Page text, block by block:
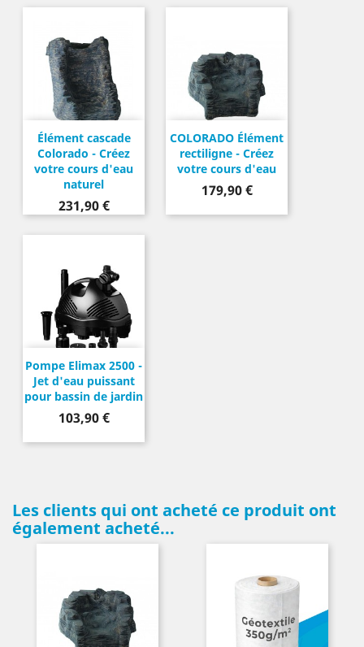
Élément cascade
Colorado - Créez
votre cours d'eau
naturel
Prix
231,90 €
COLORADO Élément
rectiligne - Créez
votre cours d'eau
Prix
179,90 €
Pompe Elimax 2500 -
Jet d'eau puissant
pour bassin de jardin
Prix
103,90 €
Les clients qui ont acheté ce produit ont
également acheté...